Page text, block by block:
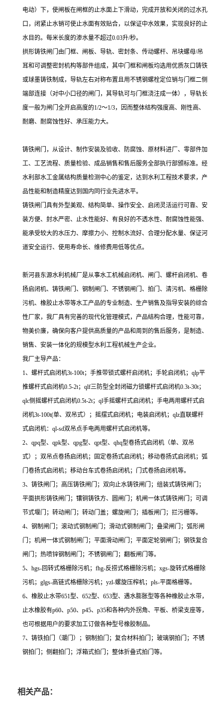
电动）下，使闸板在闸框的止水面上下滑动，完成开放和关闭的过水孔
口，闭紧止水销可使止水面有效贴合，以保证中水效果，实现良好的止
水目的。每米长度的渗水量不超过0.03升/秒。
拱形铸铁闸门由门框、闸板、导轨、密封条、传动螺杆、吊块螺母/吊
耳和可调整密封机构等部件组成，其中门框和闸板均选用优质灰口铸铁
或球墨铸铁制成，导轨左右对称布置且用不锈钢螺栓定位销与门框二侧
端部连接（对中小口径的闸门，其导轨可与门框浇注成一体），导轨长
度一般为闸门全开启高度的1/2～1/3，因而整体结构强度高、刚性高、
耐磨、耐腐蚀性好、承压能力大。
铸铁闸门，从设计、制作安装及验收、防腐蚀、原材料进厂、零部件加
工、工艺流程、质量检验、成品销售和售后服务全部执行部颁标准。经
水利部水工金属结构质量检测中心的鉴定，达到水利工程技术要求，产
品性能和制造精度达到国内同行业先进水平。
铸铁闸门具有外型美观、结构简单、操作安全、启闭灵活运行可靠、安
装方便、封水严密、止水性能好、有良好的不透水性、耐腐蚀性能强、
能承受较大的水压力、摩擦力小、控制水流好、合理分配水量、保证河
道安全运行、使用寿命长、维修费用低等优点。
新河县东源水利机械厂是从事水工机械启闭机、闸门、螺杆启闭机、卷
扬启闭机、铸铁闸门、钢制闸门、不锈钢闸门、拍门、清污机、格栅除
污机、橡胶止水带等水工产品的专业制造、生产销售及指导安装的综合
性厂家，我厂具有完善的现代化管理模式，产品结构合理，性能可靠，
物美价廉，确保向客户提供高质量的产品和周到的售后服务，是制造、
销售、安装一体化的规模型水利工程机械生产企业。
我厂主导产品：
1、螺杆式启闭机3t-100t；手推带锁式螺杆启闭机；手轮启闭机；qlp平
推螺杆式启闭机0.5-2t；qlf三防型全封闭磁力锁螺杆式启闭机0.3t-30t；
qlc侧摇螺杆式启闭机0.5t-2t；ql手摇螺杆式启闭机；手电两用螺杆式启
闭机3t-100t(单、双吊式）；摇摆式启闭机；电装启闭机；qlz直联螺杆
式启闭机：ql-sd双吊点手电两用螺杆式启闭机等。
2、qpq型、qpk型、qpg型、qpt型、qhq型卷扬式启闭机（单、双吊
式）；双吊点卷扬启闭机；固定卷扬式启闭机；移动卷扬式启闭机；弧
门卷扬式启闭机；移动台车式卷扬启闭机；门式卷扬启闭机等。
3、铸铁闸门；高压铸铁闸门；双向止水铸铁闸门；组装式铸铁闸门；
平面拱形铸铁闸门；镶铜铸铁方、圆闸门；机闸一体式铸铁闸门；可调
节式堰门；转动闸门；转动门盖；螺旋闸门；插板闸门；拦污栅等。
4、钢制闸门；滚动式钢制闸门；滑动式钢制闸门；叠梁闸门；弧形闸
门；机闸一体式钢制闸门；平面滑动闸门；平面定轮钢闸门；钢铁复合
闸门；热喷锌钢制闸门；不锈钢闸门；翻板闸门等。
5、hgs-回转式格栅除污机；fhg-反捞式格栅除污机；xgs-旋转式格栅除
污机；glgs-高链式格栅除污机；yzl-螺旋压榨机；pls-平面格栅等。
6、橡胶止水带651型、652型、653型、遇水膨胀型等各种橡胶止水带，
止水橡胶有p60、p50、p45、p35和各种内外拐角、平板、桥梁支座等，
也可根据用户的要求加工订做各种型号橡胶制品。
7、铸铁拍门（潮门）；钢制拍门；复合材料拍门；玻璃钢拍门；不锈
钢拍门；侧翻拍门；浮箱式拍门；整体折叠式拍门等。
相关产品：